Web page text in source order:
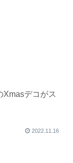
Xmasデコがス
2022.11.16